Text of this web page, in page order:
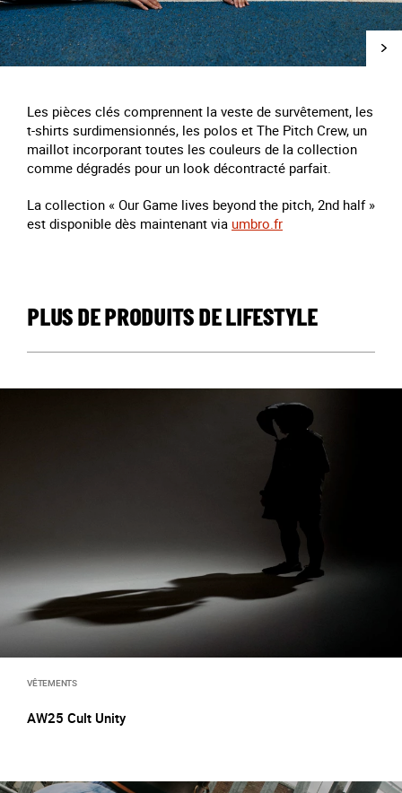
Les pièces clés comprennent la veste de survêtement, les
t-shirts surdimensionnés, les polos et The Pitch Crew, un
maillot incorporant toutes les couleurs de la collection
comme dégradés pour un look décontracté parfait.
La collection « Our Game lives beyond the pitch, 2nd half »
est disponible dès maintenant via umbro.fr
PLUS DE PRODUITS DE LIFESTYLE
VÊTEMENTS
AW25 Cult Unity